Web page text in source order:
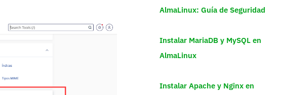
AlmaLinux: Guía de Seguridad
Instalar MariaDB y MySQL en
AlmaLinux
Instalar Apache y Nginx en